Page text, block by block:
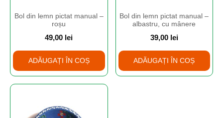
Bol din lemn pictat manual –
roșu
49,00 lei
ADĂUGAȚI ÎN COȘ
Bol din lemn pictat manual –
albastru, cu mânere
39,00 lei
ADĂUGAȚI ÎN COȘ